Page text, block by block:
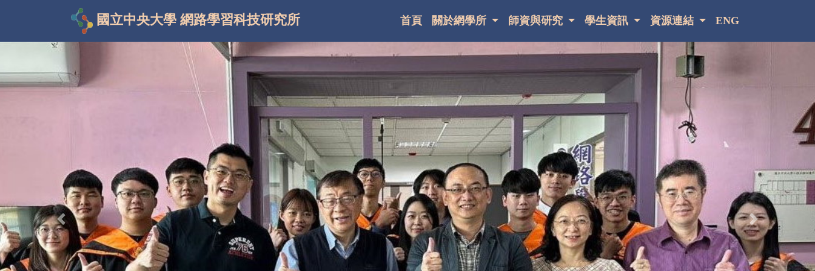
國立中央大學 網路學習科技研究所 首頁 關於網學所 師資與研究 學生資訊 資源連結 ENG
Previous Next